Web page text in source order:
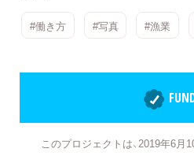
#働き方 #写真 #漁業
このプロジェクトは、2019年6月